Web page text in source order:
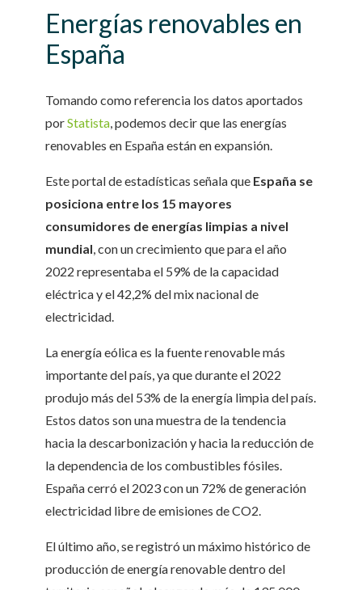
Energías renovables en
España
Tomando como referencia los datos aportados
porStatista, podemos decir que las energías
renovables en España están en expansión.
Este portal de estadísticas señala que España se
posiciona entre los 15 mayores
consumidores de energías limpias a nivel
mundial, con un crecimiento que para el año
2022 representaba el 59% de la capacidad
eléctrica y el 42,2% del mix nacional de
electricidad.
La energía eólica es la fuente renovable más
importante del país, ya que durante el 2022
produjo más del 53% de la energía limpia del país.
Estos datos son una muestra de la tendencia
hacia la descarbonización y hacia la reducción de
la dependencia de los combustibles fósiles.
España cerró el 2023 con un 72% de generación
electricidad libre de emisiones de CO2.
El último año, se registró un máximo histórico de
producción de energía renovable dentro del